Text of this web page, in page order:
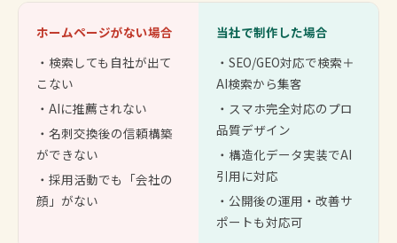
ホームページがない場合
・検索しても自社が出て
こない
・AIに推薦されない
・名刺交換後の信頼構築
ができない
・採用活動でも「会社の
顔」がない
当社で制作した場合
・SEO/GEO対応で検索＋
AI検索から集客
・スマホ完全対応のプロ
品質デザイン
・構造化データ実装でAI
引用に対応
・公開後の運用・改善サ
ポートも対応可